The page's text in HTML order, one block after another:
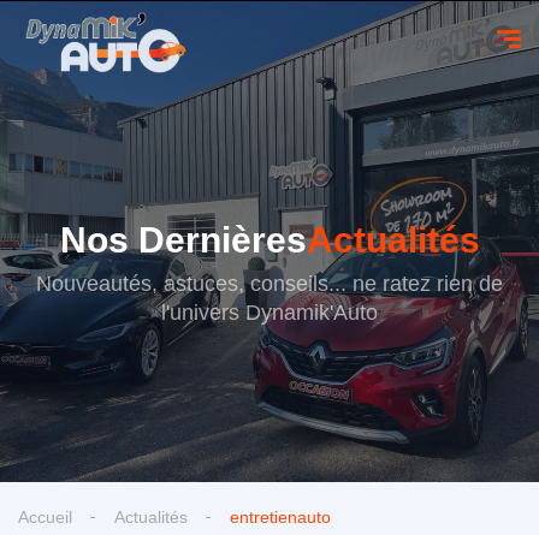
Nos DernièresActualités
Nouveautés, astuces, conseils... ne ratez rien de
l'univers Dynamik'Auto
Accueil Actualités entretienauto